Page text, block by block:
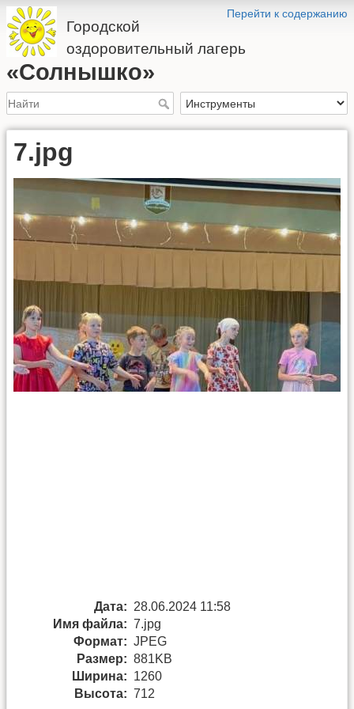
Перейти к содержанию
Городской
оздоровительный лагерь
«Солнышко»
7.jpg
Дата: 28.06.2024 11:58
Имя файла: 7.jpg
Формат: JPEG
Размер: 881KB
Ширина: 1260
Высота: 712